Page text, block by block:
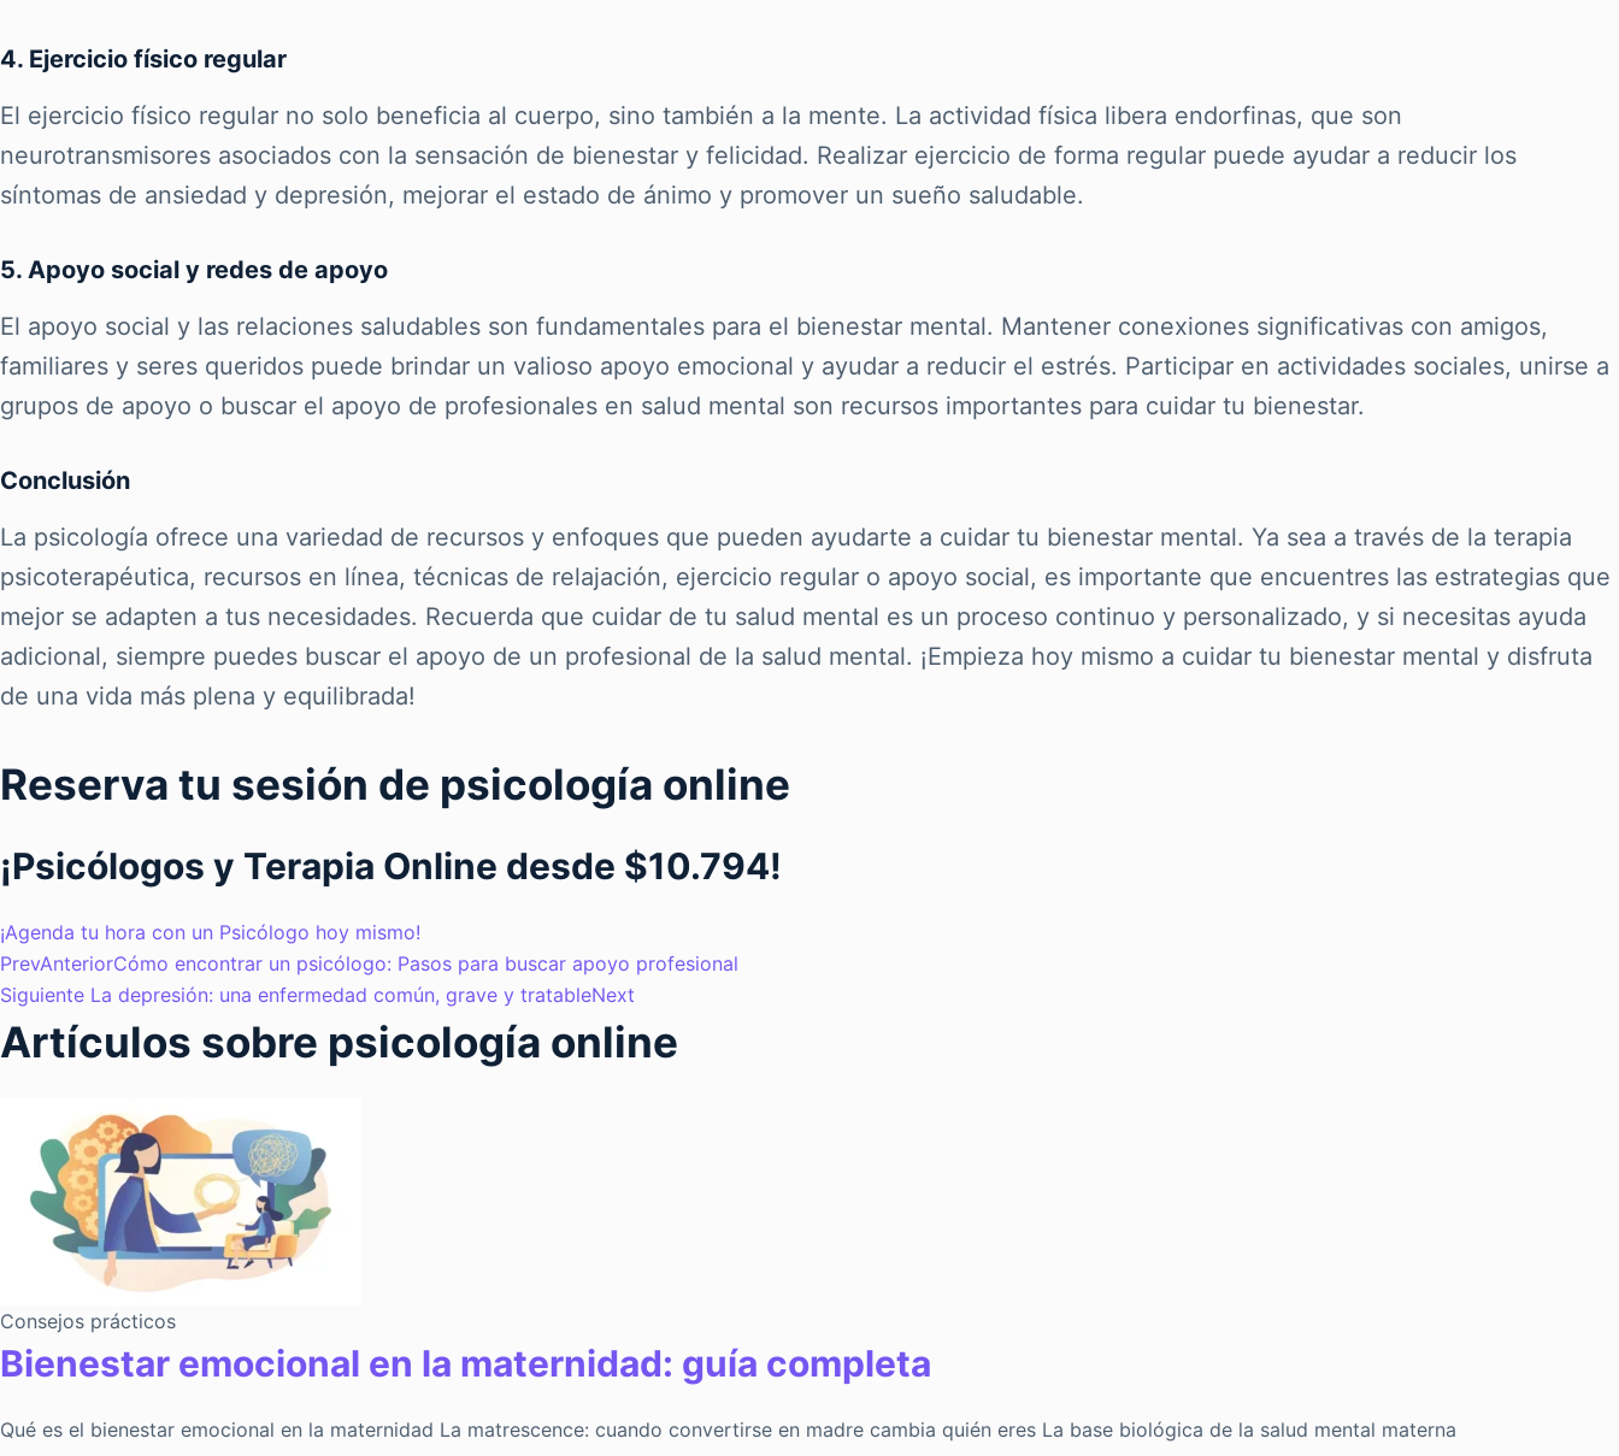
4. Ejercicio físico regular
El ejercicio físico regular no solo beneficia al cuerpo, sino también a la mente. La actividad física libera endorfinas, que son
neurotransmisores asociados con la sensación de bienestar y felicidad. Realizar ejercicio de forma regular puede ayudar a reducir los
síntomas de ansiedad y depresión, mejorar el estado de ánimo y promover un sueño saludable.
5. Apoyo social y redes de apoyo
El apoyo social y las relaciones saludables son fundamentales para el bienestar mental. Mantener conexiones significativas con amigos,
familiares y seres queridos puede brindar un valioso apoyo emocional y ayudar a reducir el estrés. Participar en actividades sociales, unirse a
grupos de apoyo o buscar el apoyo de profesionales en salud mental son recursos importantes para cuidar tu bienestar.
Conclusión
La psicología ofrece una variedad de recursos y enfoques que pueden ayudarte a cuidar tu bienestar mental. Ya sea a través de la terapia
psicoterapéutica, recursos en línea, técnicas de relajación, ejercicio regular o apoyo social, es importante que encuentres las estrategias que
mejor se adapten a tus necesidades. Recuerda que cuidar de tu salud mental es un proceso continuo y personalizado, y si necesitas ayuda
adicional, siempre puedes buscar el apoyo de un profesional de la salud mental. ¡Empieza hoy mismo a cuidar tu bienestar mental y disfruta
de una vida más plena y equilibrada!
Reserva tu sesión de psicología online
¡Psicólogos y Terapia Online desde $10.794!
¡Agenda tu hora con un Psicólogo hoy mismo!
PrevAnteriorCómo encontrar un psicólogo: Pasos para buscar apoyo profesional
Siguiente La depresión: una enfermedad común, grave y tratableNext
Artículos sobre psicología online
Consejos prácticos
Bienestar emocional en la maternidad: guía completa
Qué es el bienestar emocional en la maternidad La matrescence: cuando convertirse en madre cambia quién eres La base biológica de la salud mental materna